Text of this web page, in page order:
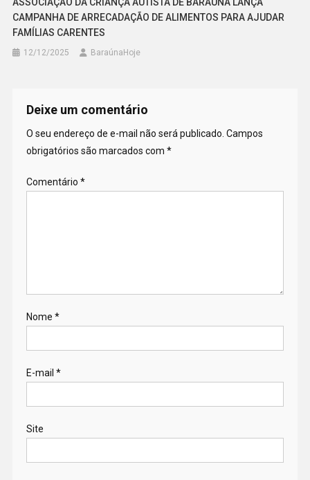
CAMPANHA DE ARRECADAÇÃO DE ALIMENTOS PARA AJUDAR
FAMÍLIAS CARENTES
12/12/2025 BaraúnaHoje
Deixe um comentário
O seu endereço de e-mail não será publicado. Campos
obrigatórios são marcados com *
Comentário *
Nome *
E-mail *
Site